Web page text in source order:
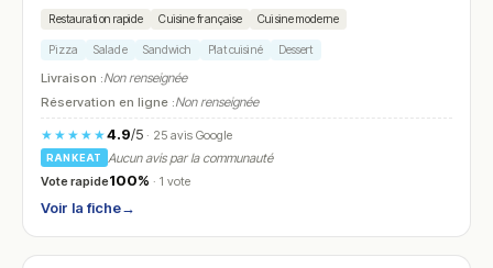
Restauration rapide Cuisine française Cuisine moderne
Pizza Salade Sandwich Plat cuisiné Dessert
Livraison :Non renseignée
Réservation en ligne :Non renseignée
★★★★★4.9/5· 25 avis Google
RANKEAT
Aucun avis par la communauté
Vote rapide100% · 1 vote
Voir la fiche→